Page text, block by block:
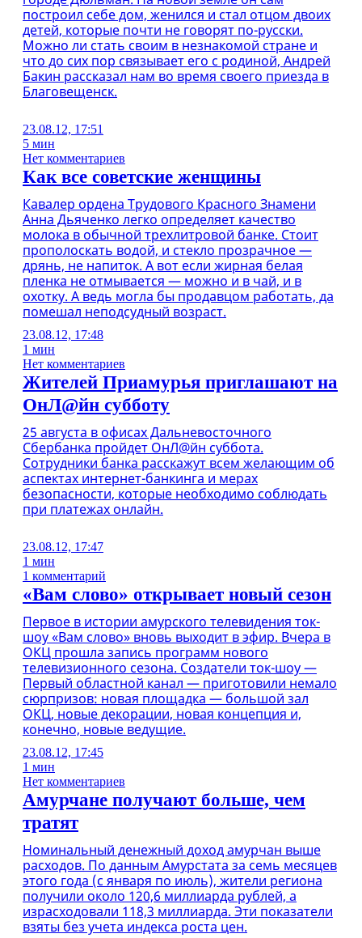
построил себе дом, женился и стал отцом двоих
детей, которые почти не говорят по-русски.
Можно ли стать своим в незнакомой стране и
что до сих пор связывает его с родиной, Андрей
Бакин рассказал нам во время своего приезда в
Благовещенск.
23.08.12, 17:51
5 мин
Нет комментариев
Как все советские женщины
Кавалер ордена Трудового Красного Знамени
Анна Дьяченко легко определяет качество
молока в обычной трехлитровой банке. Стоит
прополоскать водой, и стекло прозрачное —
дрянь, не напиток. А вот если жирная белая
пленка не отмывается — можно и в чай, и в
охотку. А ведь могла бы продавцом работать, да
помешал неподсудный возраст.
23.08.12, 17:48
1 мин
Нет комментариев
Жителей Приамурья приглашают на
ОнЛ@йн субботу
25 августа в офисах Дальневосточного
Сбербанка пройдет ОнЛ@йн суббота.
Сотрудники банка расскажут всем желающим об
аспектах интернет-банкинга и мерах
безопасности, которые необходимо соблюдать
при платежах онлайн.
23.08.12, 17:47
1 мин
1 комментарий
«Вам слово» открывает новый сезон
Первое в истории амурского телевидения ток-
шоу «Вам слово» вновь выходит в эфир. Вчера в
ОКЦ прошла запись программ нового
телевизионного сезона. Создатели ток-шоу —
Первый областной канал — приготовили немало
сюрпризов: новая площадка — большой зал
ОКЦ, новые декорации, новая концепция и,
конечно, новые ведущие.
23.08.12, 17:45
1 мин
Нет комментариев
Амурчане получают больше, чем
тратят
Номинальный денежный доход амурчан выше
расходов. По данным Амурстата за семь месяцев
этого года (с января по июль), жители региона
получили около 120,6 миллиарда рублей, а
израсходовали 118,3 миллиарда. Эти показатели
взяты без учета индекса роста цен.